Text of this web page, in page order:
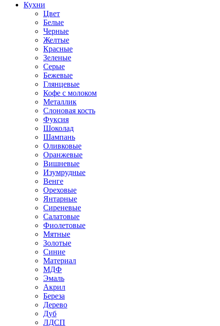
Кухни
Цвет
Белые
Черные
Желтые
Красные
Зеленые
Серые
Бежевые
Глянцевые
Кофе с молоком
Металлик
Слоновая кость
Фуксия
Шоколад
Шампань
Оливковые
Оранжевые
Вишневые
Изумрудные
Венге
Ореховые
Янтарные
Сиреневые
Салатовые
Фиолетовые
Мятные
Золотые
Синие
Материал
МДФ
Эмаль
Акрил
Береза
Дерево
Дуб
ЛДСП